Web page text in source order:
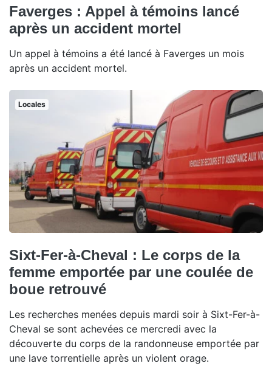
Faverges : Appel à témoins lancé
après un accident mortel
Un appel à témoins a été lancé à Faverges un mois
après un accident mortel.
Locales
Sixt-Fer-à-Cheval : Le corps de la
femme emportée par une coulée de
boue retrouvé
Les recherches menées depuis mardi soir à Sixt-Fer-à-
Cheval se sont achevées ce mercredi avec la
découverte du corps de la randonneuse emportée par
une lave torrentielle après un violent orage.